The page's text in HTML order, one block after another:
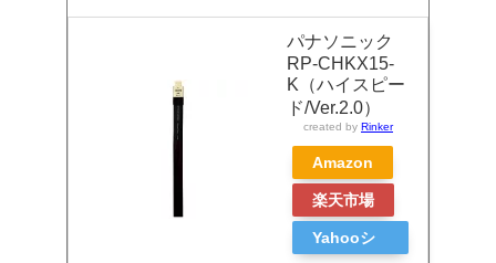
パナソニック
RP-CHKX15-
K（ハイスピー
ド/Ver.2.0）
created by Rinker
Amazon
楽天市場
Yahooシ